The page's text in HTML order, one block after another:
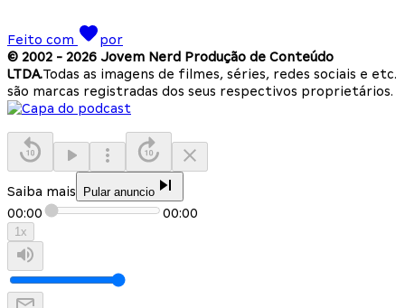
Feito com
por
© 2002 - 2026 Jovem Nerd Produção de Conteúdo
LTDA.Todas as imagens de filmes, séries, redes sociais e etc.
são marcas registradas dos seus respectivos proprietários.
Saiba mais Pular anuncio
00:00 00:00
1x